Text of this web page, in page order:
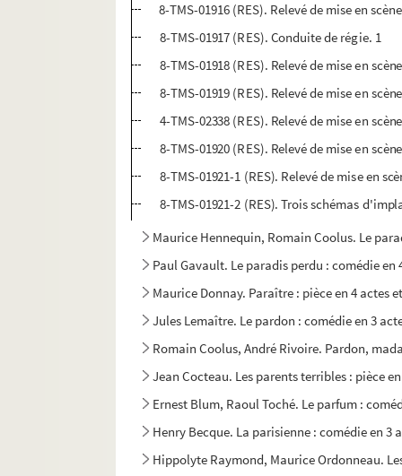
8-TMS-01916 (RES). Relevé de mise en
8-TMS-01917 (RES). Conduite de régie. 1
8-TMS-01918 (RES). Relevé de mise en
8-TMS-01919 (RES). Relevé de mise en
4-TMS-02338 (RES). Relevé de mise en
8-TMS-01920 (RES). Relevé de mise en
8-TMS-01921-1 (RES). Relevé de mise en
8-TMS-01921-2 (RES). Trois schémas
Maurice Hennequin, Romain Coolus. Le
Paul Gavault. Le paradis perdu : comédie en
Maurice Donnay. Paraître : pièce en 4 actes
Jules Lemaître. Le pardon : comédie en 3
Romain Coolus, André Rivoire. Pardon,
Jean Cocteau. Les parents terribles : pièce
Ernest Blum, Raoul Toché. Le parfum :
Henry Becque. La parisienne : comédie en 3
Hippolyte Raymond, Maurice Ordonneau.